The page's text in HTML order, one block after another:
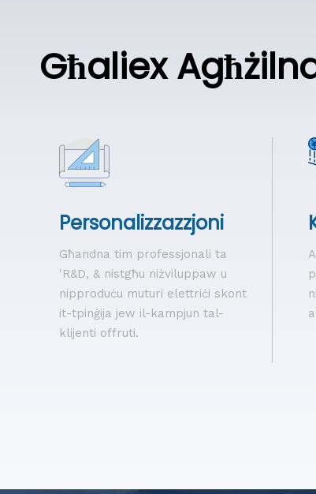
Għaliex
Personalizzazzjoni
Għandna tim professjonali ta
'R&D, & nistgħu niżviluppaw u
nipproduċu muturi elettriċi skont
it-tpinġija jew il-kampjun tal-
klijenti offruti.